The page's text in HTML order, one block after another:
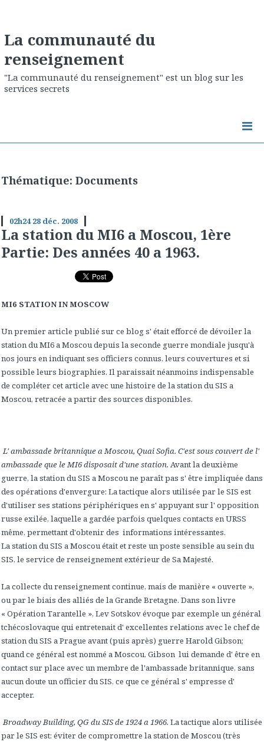
La communauté du
renseignement
"La communauté du renseignement" est un blog sur les
services secrets
Thématique: Documents
02h24 28 déc. 2008
La station du MI6 a Moscou, 1ère
Partie: Des années 40 a 1963.
MI6 STATION IN MOSCOW
Un premier article publié sur ce blog s' était efforcé de dévoiler la
station du MI6 a Moscou depuis la seconde guerre mondiale jusqu'à
nos jours en indiquant ses officiers connus, leurs couvertures et si
possible leurs biographies. Il paraissait néanmoins indispensable
de compléter cet article avec une histoire de la station du SIS a
Moscou, retracée a partir des sources disponibles.
L' ambassade britannique a Moscou, Quai Sofia. C'est sous couvert de l'
ambassade que le MI6 disposait d'une station. Avant la deuxième
guerre, la station du SIS a Moscou ne paraît pas s' être impliquée dans
des opérations d'envergure: La tactique alors utilisée par le SIS est
d'utiliser ses stations périphériques en s' appuyant sur l' opposition
russe exilée, laquelle a gardée parfois quelques contacts en URSS
même, permettant d'obtenir des informations intéressantes.
La station du SIS a Moscou était et reste un poste sensible au sein du
SIS, le service de renseignement extérieur de Sa Majesté.
La collecte du renseignement continue, mais de manière « ouverte »,
ou par le biais des alliés de la Grande Bretagne. Dans son livre
« Opération Tarantelle », Lev Sotskov évoque par exemple un général
tchécoslovaque qui entretenait d' excellentes relations avec le chef de
station du SIS a Prague avant (puis après) guerre Harold Gibson;
quand ce général est nommé a Moscou, Gibson lui demande d' être en
contact sur place avec un membre de l'ambassade britannique, sans
aucun doute un officier du SIS, ce que ce général s' empresse d'
accepter.
Broadway Building, QG du SIS de 1924 a 1966. La tactique alors utilisée
par le SIS est: éviter de compromettre la station de Moscou (très